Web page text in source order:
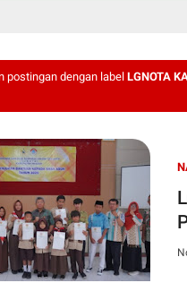
postingan dengan label LGNOTA